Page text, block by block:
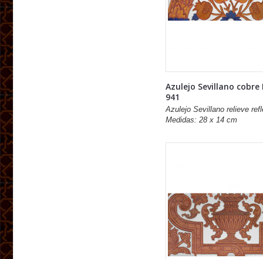
Azulejo Sevillano cobre
941
Azulejo Sevillano relieve
Medidas: 28 x 14 cm